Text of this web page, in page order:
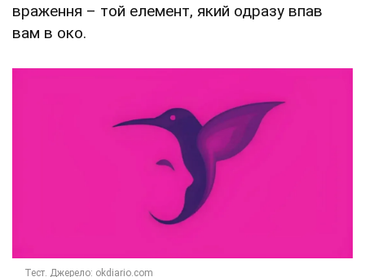
враження – той елемент, який одразу впав
вам в око.